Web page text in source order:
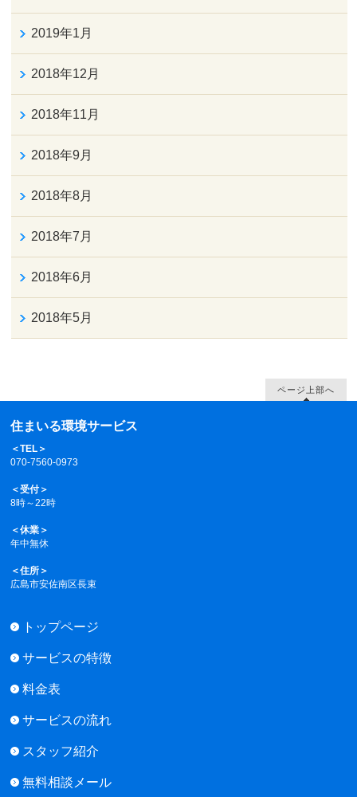
2019年1月
2018年12月
2018年11月
2018年9月
2018年8月
2018年7月
2018年6月
2018年5月
ページ上部へ
住まいる環境サービス
＜TEL＞
070-7560-0973
＜受付＞
8時～22時
＜休業＞
年中無休
＜住所＞
広島市安佐南区長束
トップページ
サービスの特徴
料金表
サービスの流れ
スタッフ紹介
無料相談メール